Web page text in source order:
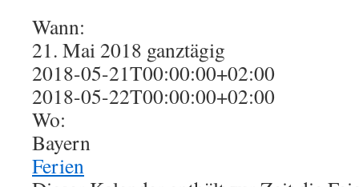
Wann:
21. Mai 2018 ganztägig
2018-05-21T00:00:00+02:00
2018-05-22T00:00:00+02:00
Wo:
Bayern
Ferien